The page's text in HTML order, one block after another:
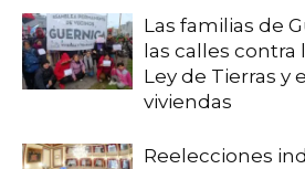
Las familias de
las calles
Ley de Tierras y
viviendas
Reelecciones